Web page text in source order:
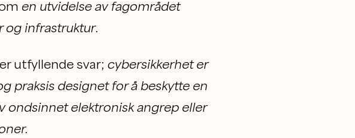
en utvidelse av fagområdet
og infrastruktur.
utfyllende svar; cybersikkerhet er
praksis designet for å beskytte en
ondsinnet elektronisk angrep eller